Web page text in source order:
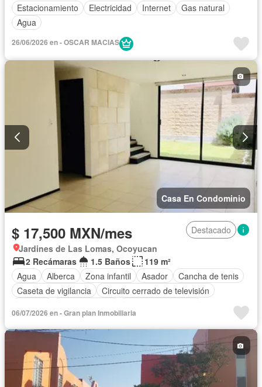
Estacionamiento
Electricidad Internet
Gas natural
Agua
26/06/2026 en - OSCAR MACIAS
Casa En Condominio
$ 17,500 MXN/mes
Destacado
Jardines de Las Lomas, Ocoyucan
2 Recámaras
1.5 Baños
119 m²
Agua
Alberca Zona infantil Asador
Cancha de tenis
Caseta de vigilancia
Circuito cerrado de televisión
Electricidad
Estacionamiento
Recámara con closet
Seguridad
Sin amueblar
06/07/2026 en - Gran plan Inmobiliaria